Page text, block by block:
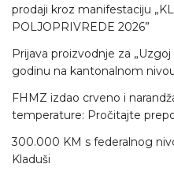
prodaji kroz manifestaciju
POLJOPRIVREDE 2026”
Prijava proizvodnje za
godinu na kantonalnom
FHMZ izdao crveno i
temperature: Pročitajte
300.000 KM s federalnog
Kladuši